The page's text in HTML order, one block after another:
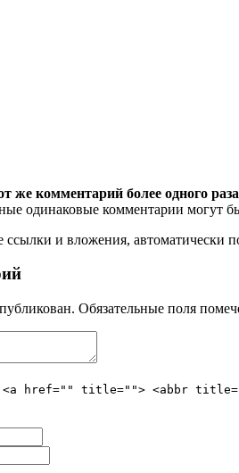
же комментарий более одного раза
одинаковые комментарии могут
и вложения, автоматически
Обязательные поля
<a href="" title=""> <abbr